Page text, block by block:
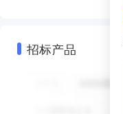
招标产品